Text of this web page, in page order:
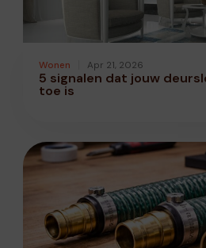
Wonen Apr 21, 2026
5 signalen dat jouw
toe is